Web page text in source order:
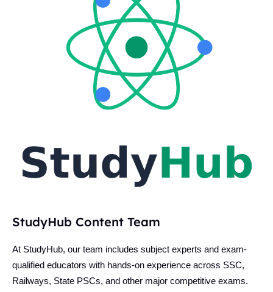
StudyHub Content Team
At StudyHub, our team includes subject experts and exam-
qualified educators with hands-on experience across SSC,
Railways, State PSCs, and other major competitive exams.